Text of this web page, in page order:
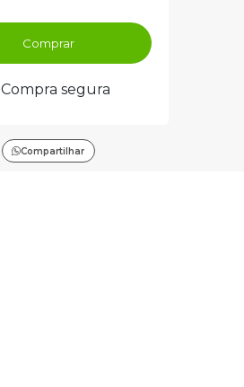
Comprar
Compra segura
Compartilhar